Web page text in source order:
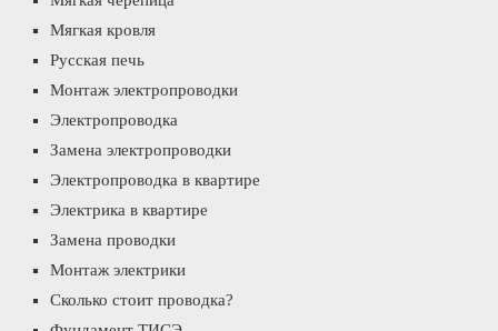
Мягкая кровля
Русская печь
Монтаж электропроводки
Электропроводка
Замена электропроводки
Электропроводка в квартире
Электрика в квартире
Замена проводки
Монтаж электрики
Сколько стоит проводка?